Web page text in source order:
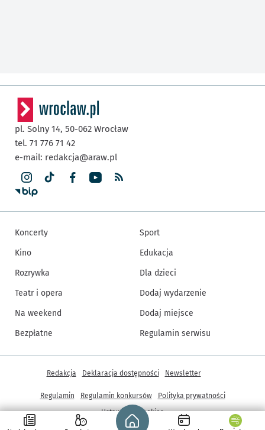
Strona główna - wroclaw.pl
pl. Solny 14, 50-062 Wrocław
tel. 71 776 71 42
e-mail: redakcja@araw.pl
Koncerty
Kino
Rozrywka
Teatr i opera
Na weekend
Bezpłatne
Sport
Edukacja
Dla dzieci
Dodaj wydarzenie
Dodaj miejsce
Regulamin serwisu
Inne informacje
Redakcja Deklaracja dostępności Newsletter
Regulamin Regulamin konkursów
Polityka prywatności
Ustawienia cookies